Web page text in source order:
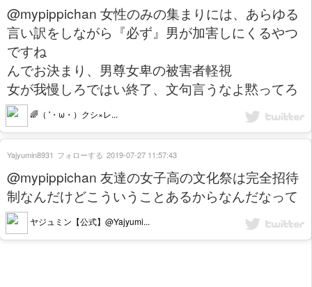
@mypippichan 女性のみの集まりには、あらゆる
言い訳をしながら『必ず』男が加害しにくるやつ
ですね
んでお決まり、男尊女卑の被害者軽視
女が我慢しろではい終了、文句言うなよ黙ってろ
🌈（ '・ω・）クシ×レ...
@mypippichan 友達の女子高の文化祭は完全招待
制なんだけどこういうことあるからなんだなって
ヤジュミン【公式】@Yajyumi...
Yajyumin8931 フォローする 2019-07-27 11:57:43